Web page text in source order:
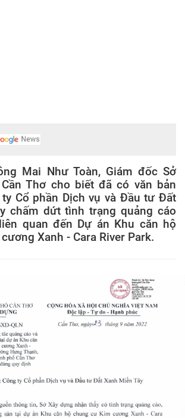
Mai Như Toàn, Giám đốc Sở
Cần Thơ cho biết đã có văn bản
Cổ phần Dịch vụ và Đầu tư Đất
chấm dứt tình trạng quảng cáo
quan đến Dự án Khu căn hộ
Xanh - Cara River Park.